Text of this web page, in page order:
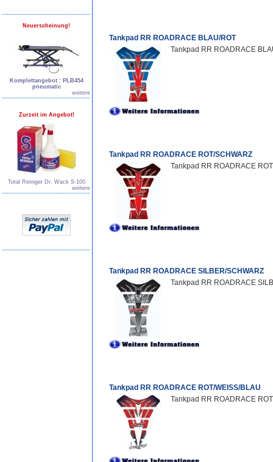
Neuerscheinung!
Komplettangebot : PLB454
pneumatic
weitere
Zurzeit im Angebot!
Total Reiniger Dr. Wack S-100
weitere
Tankpad RR ROADRACE BLAU/ROT
Tankpad RR ROADRACE
Tankpad RR ROADRACE ROT/SCHWARZ
Tankpad RR ROADRACE
Tankpad RR ROADRACE SILBER/SCHWARZ
Tankpad RR ROADRACE
Tankpad RR ROADRACE ROT/WEISS/BLAU
Tankpad RR ROADRACE